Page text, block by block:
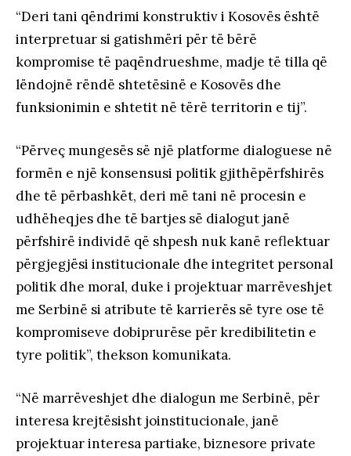
“Deri tani qëndrimi konstruktiv i Kosovës është
interpretuar si gatishmëri për të bërë
kompromise të paqëndrueshme, madje të tilla që
lëndojnë rëndë shtetësinë e Kosovës dhe
funksionimin e shtetit në tërë territorin e tij”.
“Përveç mungesës së një platforme dialoguese në
formën e një konsensusi politik gjithëpërfshirës
dhe të përbashkët, deri më tani në procesin e
udhëheqjes dhe të bartjes së dialogut janë
përfshirë individë që shpesh nuk kanë reflektuar
përgjegjësi institucionale dhe integritet personal
politik dhe moral, duke i projektuar marrëveshjet
me Serbinë si atribute të karrierës së tyre ose të
kompromiseve dobiprurëse për kredibilitetin e
tyre politik”, thekson komunikata.
“Në marrëveshjet dhe dialogun me Serbinë, për
interesa krejtësisht joinstitucionale, janë
projektuar interesa partiake, biznesore private